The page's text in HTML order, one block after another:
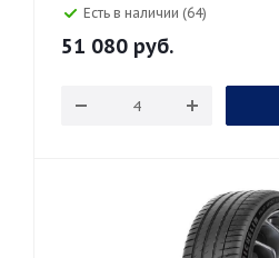
Есть в наличии (64)
51 080 руб.